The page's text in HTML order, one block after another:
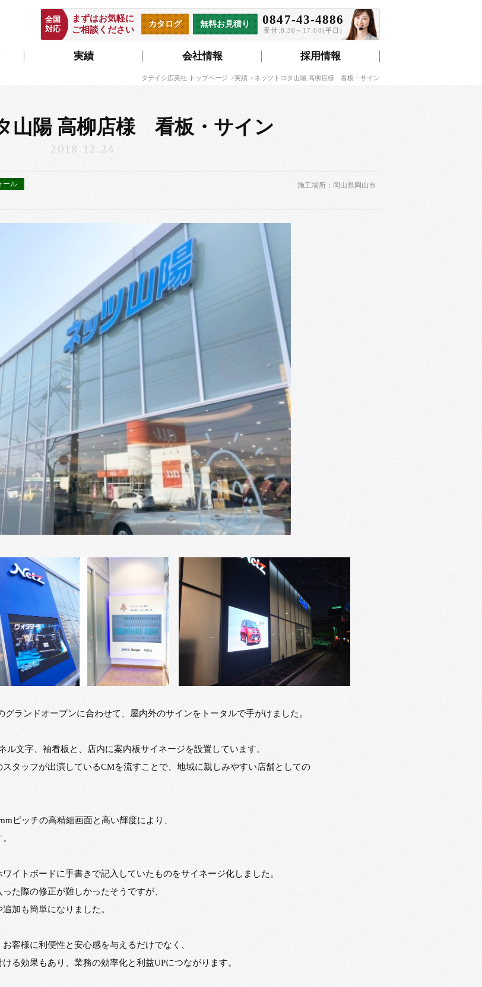
実績 会社情報 採用情報
0847-43-4886
受付:8:30～17:00(平日)
無料お見積り
カタログ
まずはお気軽に
ご相談ください
全国
対応
タテイシ広美社 トップページ 実績 ネッツトヨタ山陽 高柳店様 看板・サイン
山陽 高柳店様 看板・サイン
2018.12.24
ール
施工場所：岡山県岡山市
ランドオープンに合わせて、屋内外のサインをトータルで手がけました。
文字、袖看板と、店内に案内板サイネージを設置しています。
タッフが出演しているCMを流すことで、地域に親しみやすい店舗としての
ピッチの高精細画面と高い輝度により、
イトボードに手書きで記入していたものをサイネージ化しました。
た際の修正が難しかったそうですが、
加も簡単になりました。
客様に利便性と安心感を与えるだけでなく、
る効果もあり、業務の効率化と利益UPにつながります。